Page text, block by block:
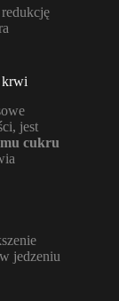
krwi
jest
cukru
jedzeniu